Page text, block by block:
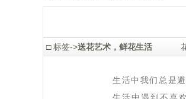
□ 标签->送花艺术，鲜花生活 花礼
生活中我们总是